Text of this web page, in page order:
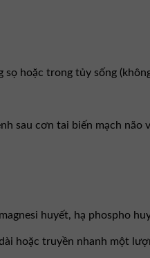
hoặc trong tủy sống
sau cơn tai biến mạch
huyết, hạ phospho
hoặc truyền nhanh một